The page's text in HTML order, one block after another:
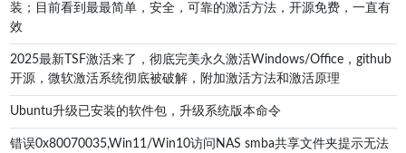
装；目前看到最最简单，安全，可靠的激活方法，开源免费，一直有
效
2025最新TSF激活来了，彻底完美永久激活Windows/Office，github
开源，微软激活系统彻底被破解，附加激活方法和激活原理
Ubuntu升级已安装的软件包，升级系统版本命令
错误0x80070035,Win11/Win10访问NAS smba共享文件夹提示无法